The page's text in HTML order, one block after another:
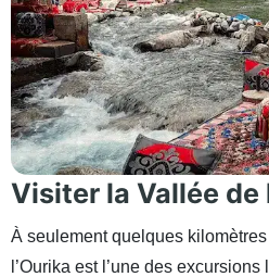
Visiter la Vallée de
À seulement quelques
l’Ourika est l’une des